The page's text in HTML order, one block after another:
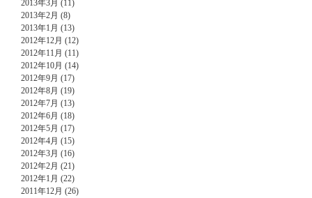
2013年3月 (11)
2013年2月 (8)
2013年1月 (13)
2012年12月 (12)
2012年11月 (11)
2012年10月 (14)
2012年9月 (17)
2012年8月 (19)
2012年7月 (13)
2012年6月 (18)
2012年5月 (17)
2012年4月 (15)
2012年3月 (16)
2012年2月 (21)
2012年1月 (22)
2011年12月 (26)